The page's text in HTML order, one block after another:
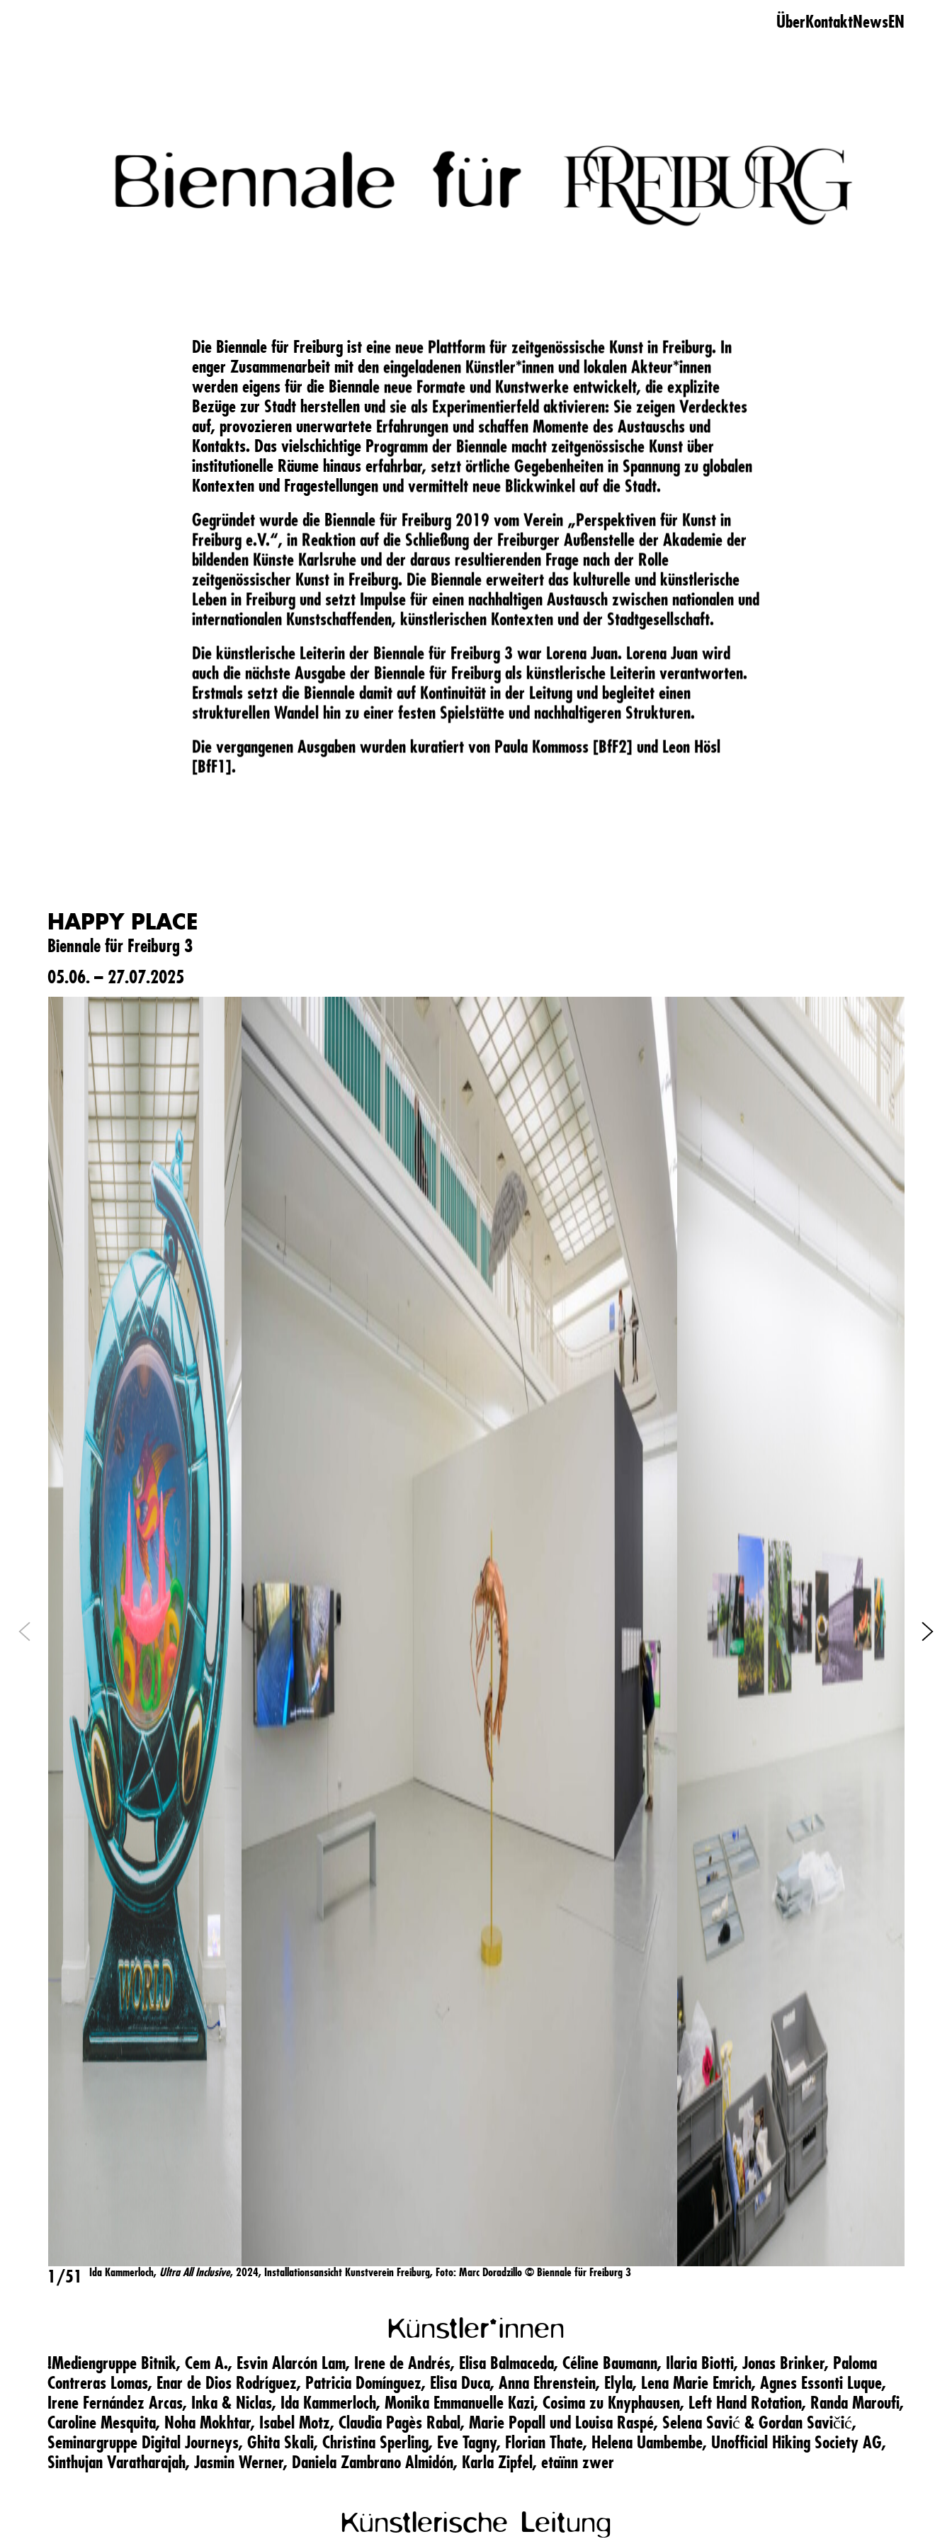
ÜberKontaktNewsEN
Die Biennale für Freiburg ist eine neue Plattform für zeitgenössische Kunst in Freiburg. In
enger Zusammenarbeit mit den eingeladenen Künstler*innen und lokalen Akteur*innen
werden eigens für die Biennale neue Formate und Kunstwerke entwickelt, die explizite
Bezüge zur Stadt herstellen und sie als Experimentierfeld aktivieren: Sie zeigen Verdecktes
auf, provozieren unerwartete Erfahrungen und schaffen Momente des Austauschs und
Kontakts. Das vielschichtige Programm der Biennale macht zeitgenössische Kunst über
institutionelle Räume hinaus erfahrbar, setzt örtliche Gegebenheiten in Spannung zu globalen
Kontexten und Fragestellungen und vermittelt neue Blickwinkel auf die Stadt.
Gegründet wurde die Biennale für Freiburg 2019 vom Verein „Perspektiven für Kunst in
Freiburg e.V.“, in Reaktion auf die Schließung der Freiburger Außenstelle der Akademie der
bildenden Künste Karlsruhe und der daraus resultierenden Frage nach der Rolle
zeitgenössischer Kunst in Freiburg. Die Biennale erweitert das kulturelle und künstlerische
Leben in Freiburg und setzt Impulse für einen nachhaltigen Austausch zwischen nationalen und
internationalen Kunstschaffenden, künstlerischen Kontexten und der Stadtgesellschaft.
Die künstlerische Leiterin der Biennale für Freiburg 3 war Lorena Juan. Lorena Juan wird
auch die nächste Ausgabe der Biennale für Freiburg als künstlerische Leiterin verantworten.
Erstmals setzt die Biennale damit auf Kontinuität in der Leitung und begleitet einen
strukturellen Wandel hin zu einer festen Spielstätte und nachhaltigeren Strukturen.
Die vergangenen Ausgaben wurden kuratiert von Paula Kommoss [BfF2] und Leon Hösl
[BfF1].
HAPPY PLACE
Biennale für Freiburg 3
05.06. – 27.07.2025
1/51 Ida Kammerloch, Ultra All Inclusive, 2024, Installationsansicht Kunstverein Freiburg, Foto:Marc Doradzillo©Biennale für Freiburg 3
Künstler*innen
!Mediengruppe Bitnik,Cem A., Esvin Alarcón Lam, Irene de Andrés, Elisa Balmaceda,Céline Baumann, Ilaria Biotti,Jonas Brinker, Paloma
Contreras Lomas, Enar de Dios Rodríguez, Patricia Domínguez, Elisa Duca,Anna Ehrenstein, Elyla, Lena Marie Emrich,Agnes Essonti Luque,
Irene Fernández Arcas, Inka & Niclas, Ida Kammerloch,Monika Emmanuelle Kazi,Cosima zu Knyphausen, Left Hand Rotation, Randa Maroufi,
Caroline Mesquita, Noha Mokhtar, Isabel Motz,Claudia Pagès Rabal,Marie Popall und Louisa Raspé,Selena Savić & Gordan Savičić,
Seminargruppe Digital Journeys,Ghita Skali,Christina Sperling, Eve Tagny, Florian Thate, Helena Uambembe, Unofficial Hiking Society AG,
Sinthujan Varatharajah,Jasmin Werner, Daniela Zambrano Almidón, Karla Zipfel,etaïnn zwer
Künstlerische Leitung